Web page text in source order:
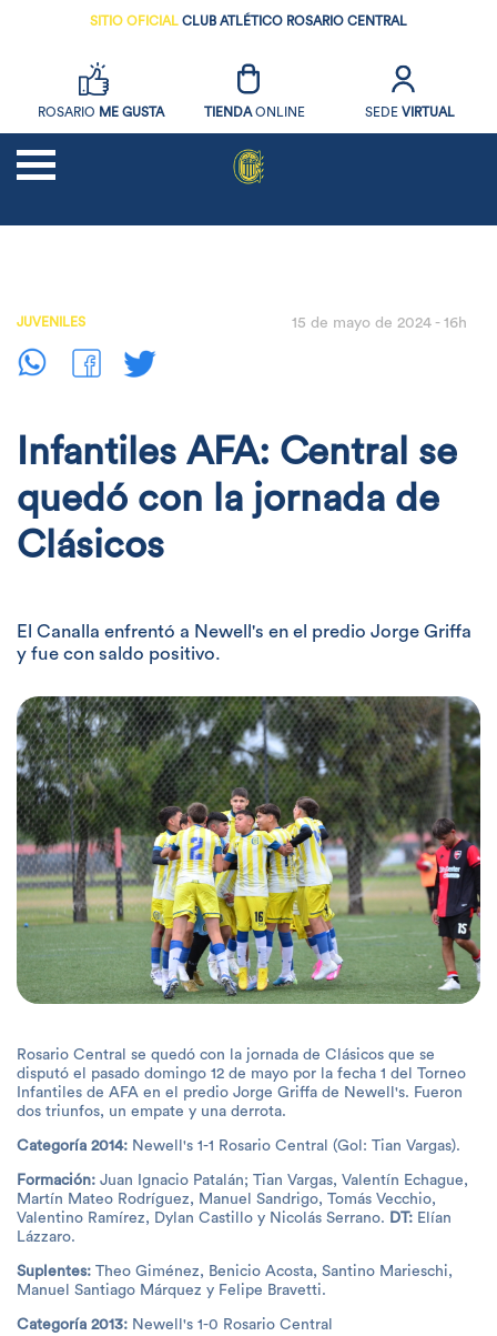
SITIO OFICIAL CLUB ATLÉTICO ROSARIO CENTRAL
ROSARIO ME GUSTA TIENDA ONLINE SEDE VIRTUAL
SOCIOS
EL CLUB
JUVENILES 15 de mayo de 2024 - 16h
Infantiles AFA: Central se
quedó con la jornada de
Clásicos
El Canalla enfrentó a Newell's en el predio Jorge Griffa
y fue con saldo positivo.
Rosario Central se quedó con la jornada de Clásicos que se
disputó el pasado domingo 12 de mayo por la fecha 1 del Torneo
Infantiles de AFA en el predio Jorge Griffa de Newell's. Fueron
dos triunfos, un empate y una derrota.
Categoría 2014: Newell's 1-1 Rosario Central (Gol: Tian Vargas).
Formación: Juan Ignacio Patalán; Tian Vargas, Valentín Echague,
Martín Mateo Rodríguez, Manuel Sandrigo, Tomás Vecchio,
Valentino Ramírez, Dylan Castillo y Nicolás Serrano. DT: Elían
Lázzaro.
Suplentes: Theo Giménez, Benicio Acosta, Santino Marieschi,
Manuel Santiago Márquez y Felipe Bravetti.
Categoría 2013: Newell's 1-0 Rosario Central